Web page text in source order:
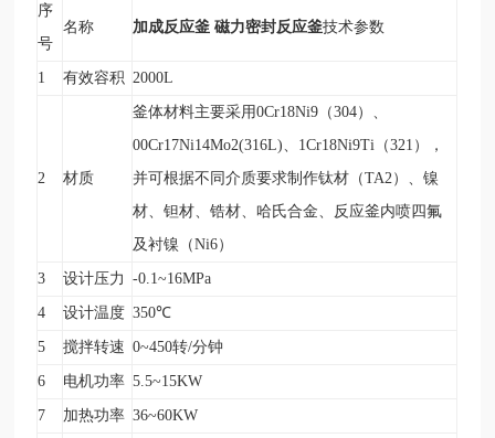
序
号
名称 加成反应釜 磁力密封反应釜技术参数
1 有效容积 2000L
2 材质
釜体材料主要采用0Cr18Ni9（304）、
00Cr17Ni14Mo2(316L)、1Cr18Ni9Ti（321），
并可根据不同介质要求制作钛材（TA2）、镍
材、钽材、锆材、哈氏合金、反应釜内喷四氟
及衬镍（Ni6）
3 设计压力 -0.1~16MPa
4 设计温度 350℃
5 搅拌转速 0~450转/分钟
6 电机功率 5.5~15KW
7 加热功率 36~60KW